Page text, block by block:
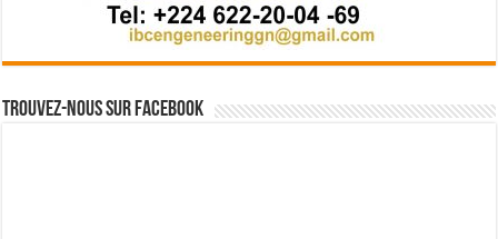
Trouvez-nous sur Facebook